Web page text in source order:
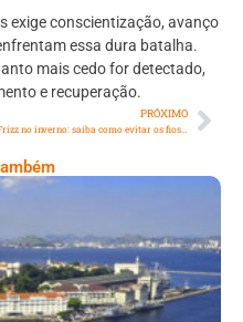
exige conscientização, avanço
essa dura batalha.
mais cedo for detectado,
e recuperação.
PRÓXIMO
Frizz no inverno: saiba como evitar os fios arrepiados
Tesouro Histórico
Do Rio De Janeiro